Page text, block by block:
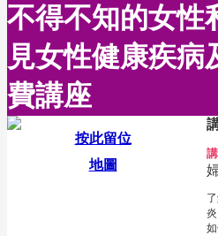
不得不知的女性
見女性健康疾病
費講座
按此留位
地圖